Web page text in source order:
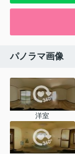
パノラマ画像
洋室